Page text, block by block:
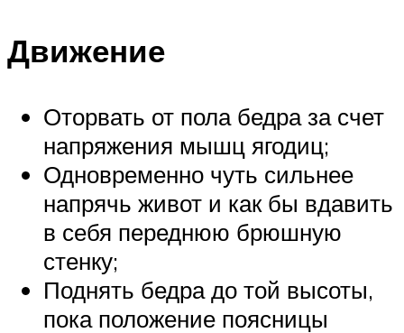
Движение
Оторвать от пола бедра за счет
напряжения мышц ягодиц;
Одновременно чуть сильнее
напрячь живот и как бы вдавить
в себя переднюю брюшную
стенку;
Поднять бедра до той высоты,
пока положение поясницы